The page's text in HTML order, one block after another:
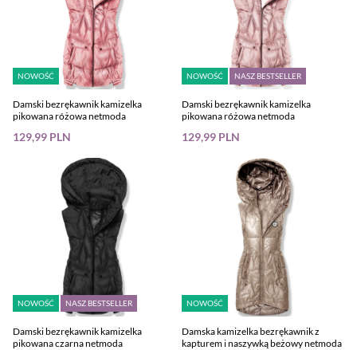
NOWOŚĆ
Damski bezrękawnik kamizelka
pikowana różowa netmoda
129,99 PLN
NOWOŚĆ NASZ BESTSELLER
Damski bezrękawnik kamizelka
pikowana różowa netmoda
129,99 PLN
NOWOŚĆ NASZ BESTSELLER
Damski bezrękawnik kamizelka
pikowana czarna netmoda
NOWOŚĆ
Damska kamizelka bezrękawnik z
kapturem i naszywką beżowy netmoda